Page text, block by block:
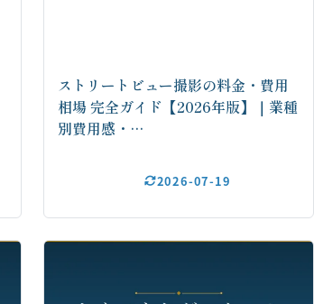
ストリートビュー撮影の料金・費用
相場 完全ガイド【2026年版】｜業種
別費用感・…
2026-07-19